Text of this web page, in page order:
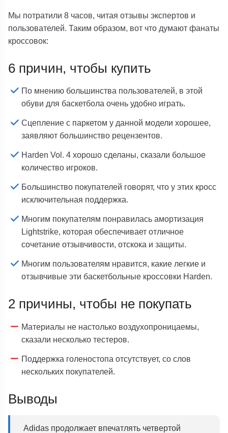
Мы потратили 8 часов, читая отзывы экспертов и
пользователей. Таким образом, вот что думают фанаты
кроссовок:
6 причин, чтобы купить
По мнению большинства пользователей, в этой
обуви для баскетбола очень удобно играть.
Сцепление с паркетом у данной модели хорошее,
заявляют большинство рецензентов.
Harden Vol. 4 хорошо сделаны, сказали большое
количество игроков.
Большинство покупателей говорят, что у этих кросс
исключительная поддержка.
Многим покупателям понравилась амортизация
Lightstrike, которая обеспечивает отличное
сочетание отзывчивости, отскока и защиты.
Многим пользователям нравится, какие легкие и
отзывчивые эти баскетбольные кроссовки Harden.
2 причины, чтобы не покупать
Материалы не настолько воздухопроницаемы,
сказали несколько тестеров.
Поддержка голеностопа отсутствует, со слов
нескольких покупателей.
Выводы
Adidas продолжает впечатлять четвертой